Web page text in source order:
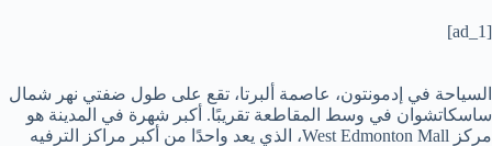
[ad_1]
السياحة في إدمونتون، عاصمة ألبرتا، تقع على طول ضفتي نهر شمال
ساسكاتشوان في وسط المقاطعة تقريبًا. أكبر شهرة في المدينة هو
مركز West Edmonton Mall، الذي يعد واحدًا من أكبر مراكز الترفيه